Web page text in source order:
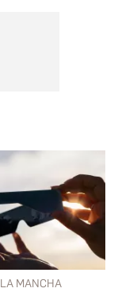
MANCHA